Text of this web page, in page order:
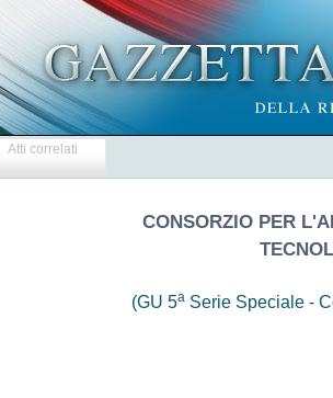
Atti correlati
CONSORZIO PER
(GU 5aSerie Speciale -